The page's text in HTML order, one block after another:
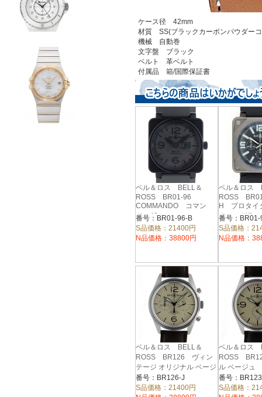
ケース径 42mm
材質 SS(ブラックカーボンパウダー
機械 自動巻
文字盤 ブラック
ベルト 革ベルト
付属品 箱/国際保証書
ベル＆ロス BELL＆
ROSS BR01-96
COMMANDO コマン
ド 46mm
番号：BR01-96-B
S品価格：21400円
N品価格：38800円
ベル＆ロス
ROSS
H プロタ
クロノグラ
番号：
S品価格：
N品価格：
ベル＆ロス BELL＆
ROSS BR126 ヴィン
テージ オリジナル ベージ
ュ 40mm
番号：BR126-J
S品価格：21400円
ベル＆ロス
ROSS
ル ベージ
番号：
S品価格：